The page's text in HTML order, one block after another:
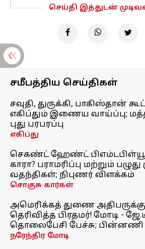
செய்தி இத்துடன்
சமீபத்திய செய்திகள்
சவுதி, துருக்கி, பாகிஸ்தான்
எகிப்தும் இணைய வாய்ப்பு;
புது பரபரப்பு
எகிப்து
செகண்ட் ஹேண்ட்
காரா? பராமரிப்பு மற்றும்
வதந்திகள்; நிபுணர் விளக்கம்
சொகுசு கார்கள்
அமெரிக்கத் துணை
தெரிவித்த பிரதமர்! மோடி -
தொலைபேசி பேச்சு;
நரேந்திர மோடி